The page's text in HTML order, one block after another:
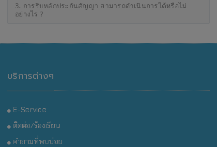
3. การริบหลักประกันสัญญา สามารถดำเนินการได้หรือไม่
อย่างไร ?
บริการต่างๆ
E-Service
ติดต่อ/ร้องเรียน
คำถามที่พบบ่อย